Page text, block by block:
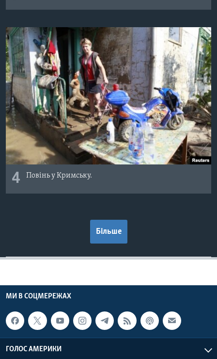
4 Повінь у Кримську.
Більше
МИ В СОЦМЕРЕЖАХ
ГОЛОС АМЕРИКИ